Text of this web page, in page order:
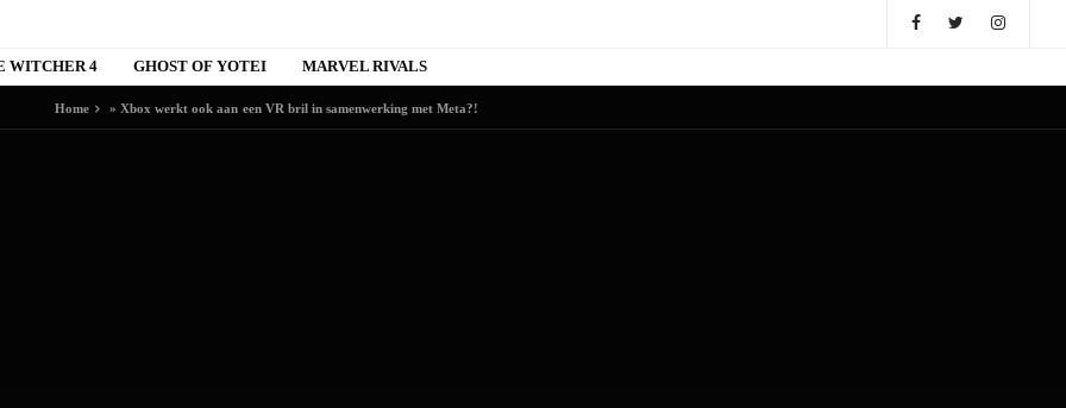
WITCHER 4 GHOST OF YOTEI MARVEL RIVALS
Home »Xbox werkt ook aan een VR bril in samenwerking met Meta?!